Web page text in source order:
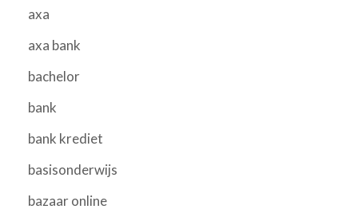
axa
axa bank
bachelor
bank
bank krediet
basisonderwijs
bazaar online